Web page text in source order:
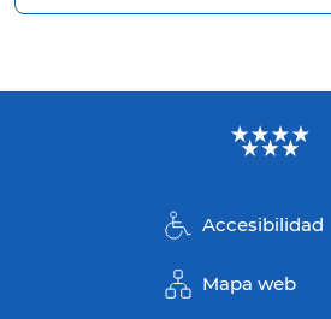
Accesibilidad
Mapa web